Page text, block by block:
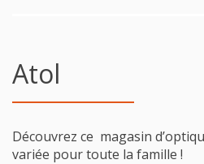
Atol
Découvrez ce magasin
variée pour toute la famille !